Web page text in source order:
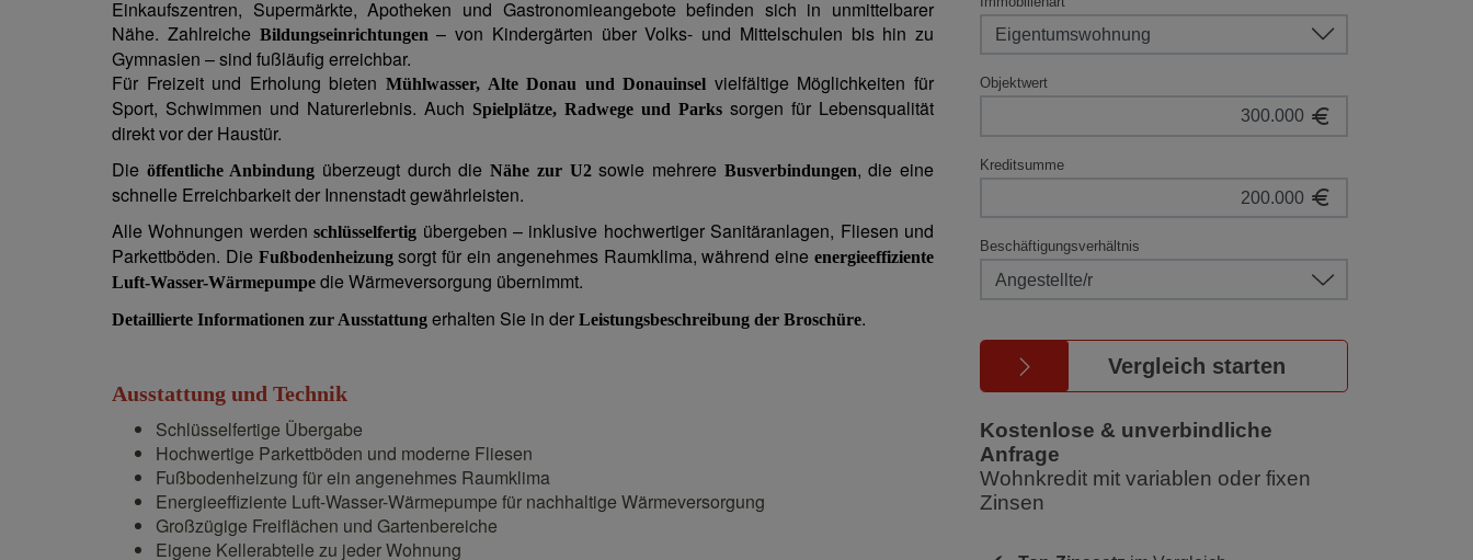
Einkaufszentren, Supermärkte, Apotheken und Gastronomieangebote befinden sich in unmittelbarer
Nähe. Zahlreiche Bildungseinrichtungen– von Kindergärten über Volks- und Mittelschulen bis hin zu
Gymnasien – sind fußläufig erreichbar.
Für Freizeit und Erholung bieten Mühlwasser, Alte Donau und Donauinsel vielfältige Möglichkeiten für
Sport, Schwimmen und Naturerlebnis. Auch Spielplätze, Radwege und Parks sorgen für Lebensqualität
direkt vor der Haustür.
Die öffentliche Anbindung überzeugt durch dieNähe zur U2sowie mehrere Busverbindungen, die eine
schnelle Erreichbarkeit der Innenstadt gewährleisten.
Alle Wohnungen werdenschlüsselfertig übergeben – inklusive hochwertiger Sanitäranlagen, Fliesen und
Parkettböden. Die Fußbodenheizungsorgt für ein angenehmes Raumklima, während eineenergieeffiziente
Luft-Wasser-Wärmepumpe die Wärmeversorgung übernimmt.
Detaillierte Informationen zur Ausstattung erhalten Sie in der Leistungsbeschreibung der Broschüre.
Ausstattung und Technik
Schlüsselfertige Übergabe
Hochwertige Parkettböden und moderne Fliesen
Fußbodenheizung für ein angenehmes Raumklima
Energieeffiziente Luft-Wasser-Wärmepumpe für nachhaltige Wärmeversorgung
Großzügige Freiflächen und Gartenbereiche
Eigene Kellerabteile zu jeder Wohnung